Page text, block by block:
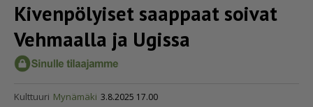
Kivenpölyiset saappaat soivat
Vehmaalla ja Ugissa
Kulttuuri Mynämäki 3.8.2025 17.00